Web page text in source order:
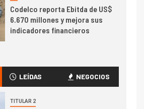
Codelco reporta Ebitda de US$
6.670 millones y mejora sus
indicadores financieros
camión 100% eléctrico para
transportar cátodos al Puerto
LEÍDAS NEGOCIOS
TITULAR 2